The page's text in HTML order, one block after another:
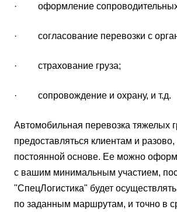
· оформление сопроводительных
· согласование перевозки с
· страхование груза;
· сопровождение и охрану, и т.д.
Автомобильная перевозка тяжелых
предоставляться клиентам и разово,
постоянной основе. Ее можно
с вашим минимальным участием,
"СпецЛогистика" будет
по заданным маршрутам, и точно в